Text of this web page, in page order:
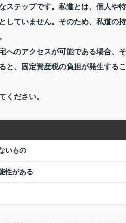
ステップです。私道とは、個人や特
していません。そのため、私道の持
へのアクセスが可能である場合、そ
と、固定資産税の負担が発生するこ
ください。
いもの
性がある